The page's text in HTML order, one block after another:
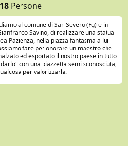
Persone
al comune di San Severo (Fg) e in
Savino, di realizzare una statua
Pazienza, nella piazza fantasma a lui
fare per onorare un maestro che
ed esportato il nostro paese in tutto
con una piazzetta semi sconosciuta,
per valorizzarla.